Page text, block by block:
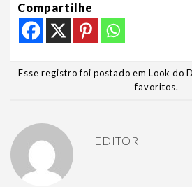
Compartilhe
Esse registro foi postado em Look do
favoritos.
EDITOR